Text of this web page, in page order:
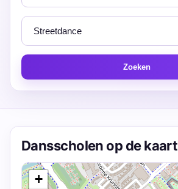
Zoeken
Dansscholen op de kaart
+